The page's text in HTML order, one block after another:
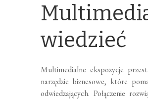
wiedzieć
Multimedialne ekspozycje
narzędzie biznesowe, które
odwiedzających. Połączenie